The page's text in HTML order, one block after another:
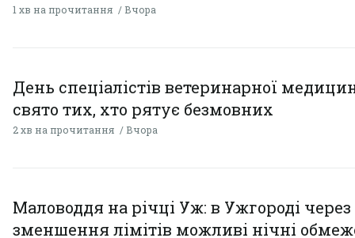
1 хв на прочитання Вчора
День спеціалістів ветеринарної
свято тих, хто рятує безмовних
2 хв на прочитання Вчора
Маловоддя на річці Уж: в Ужгороді через
зменшення лімітів можливі нічні